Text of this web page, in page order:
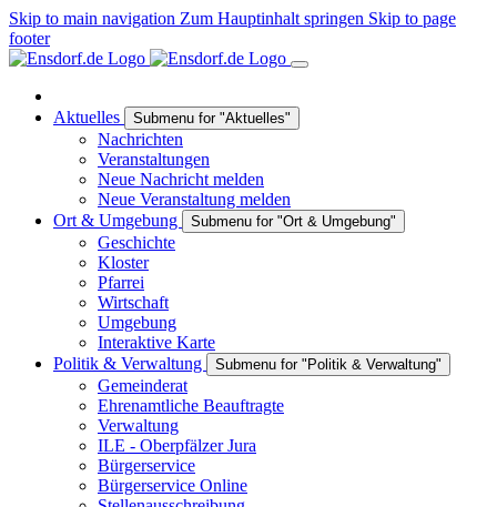
Skip to main navigation Zum Hauptinhalt springen Skip to page
footer
Aktuelles Submenu for "Aktuelles"
Nachrichten
Veranstaltungen
Neue Nachricht melden
Neue Veranstaltung melden
Ort & Umgebung
Submenu for "Ort & Umgebung"
Geschichte
Kloster
Pfarrei
Wirtschaft
Umgebung
Interaktive Karte
Politik & Verwaltung
Submenu for "Politik & Verwaltung"
Gemeinderat
Ehrenamtliche Beauftragte
Verwaltung
ILE - Oberpfälzer Jura
Bürgerservice
Bürgerservice Online